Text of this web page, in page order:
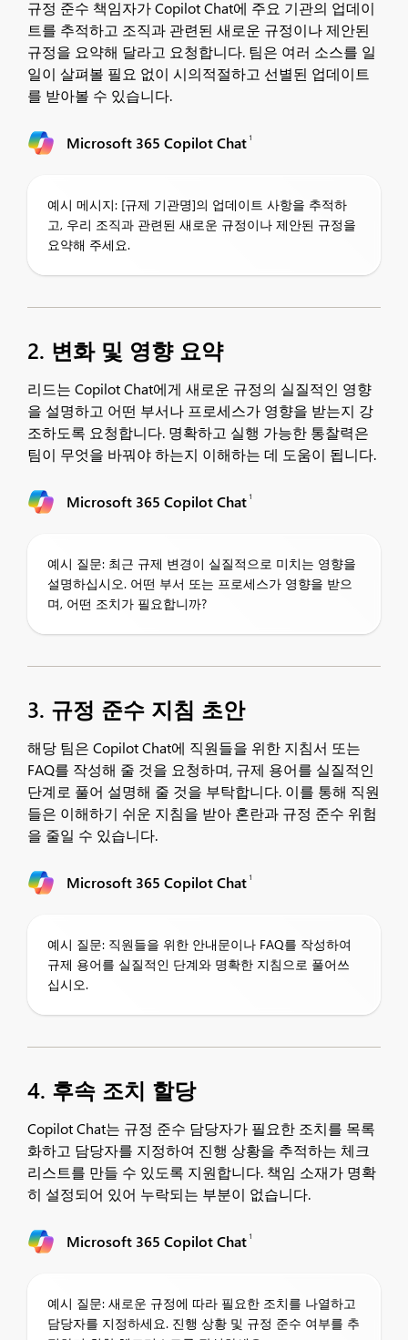
규정 준수 책임자가 Copilot Chat에 주요 기관의 업데이
트를 추적하고 조직과 관련된 새로운 규정이나 제안된
규정을 요약해 달라고 요청합니다. 팀은 여러 소스를 일
일이 살펴볼 필요 없이 시의적절하고 선별된 업데이트
를 받아볼 수 있습니다.
Microsoft 365 Copilot Chat 1
예시 메시지: [규제 기관명]의 업데이트 사항을 추적하
고, 우리 조직과 관련된 새로운 규정이나 제안된 규정을
요약해 주세요.
2. 변화 및 영향 요약
리드는 Copilot Chat에게 새로운 규정의 실질적인 영향
을 설명하고 어떤 부서나 프로세스가 영향을 받는지 강
조하도록 요청합니다. 명확하고 실행 가능한 통찰력은
팀이 무엇을 바꿔야 하는지 이해하는 데 도움이 됩니다.
Microsoft 365 Copilot Chat 1
예시 질문: 최근 규제 변경이 실질적으로 미치는 영향을
설명하십시오. 어떤 부서 또는 프로세스가 영향을 받으
며, 어떤 조치가 필요합니까?
3. 규정 준수 지침 초안
해당 팀은 Copilot Chat에 직원들을 위한 지침서 또는
FAQ를 작성해 줄 것을 요청하며, 규제 용어를 실질적인
단계로 풀어 설명해 줄 것을 부탁합니다. 이를 통해 직원
들은 이해하기 쉬운 지침을 받아 혼란과 규정 준수 위험
을 줄일 수 있습니다.
Microsoft 365 Copilot Chat 1
예시 질문: 직원들을 위한 안내문이나 FAQ를 작성하여
규제 용어를 실질적인 단계와 명확한 지침으로 풀어쓰
십시오.
4. 후속 조치 할당
Copilot Chat는 규정 준수 담당자가 필요한 조치를 목록
화하고 담당자를 지정하여 진행 상황을 추적하는 체크
리스트를 만들 수 있도록 지원합니다. 책임 소재가 명확
히 설정되어 있어 누락되는 부분이 없습니다.
Microsoft 365 Copilot Chat 1
예시 질문: 새로운 규정에 따라 필요한 조치를 나열하고
담당자를 지정하세요. 진행 상황 및 규정 준수 여부를 추